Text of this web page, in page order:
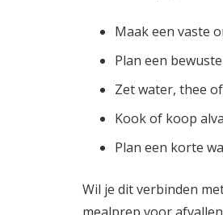
Maak een vaste
Plan een
Zet water, thee
Kook of koop
Plan een korte
Wil je dit verbinden